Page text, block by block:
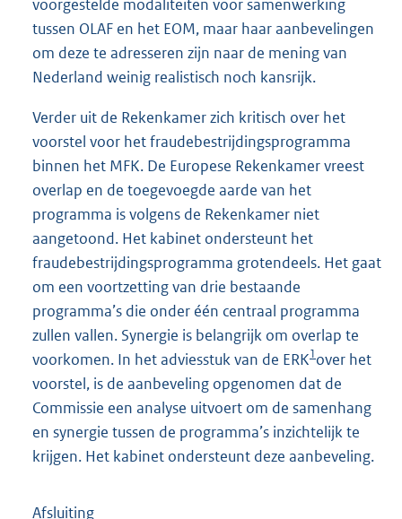
voorgestelde modaliteiten voor samenwerking
tussen OLAF en het EOM, maar haar aanbevelingen
om deze te adresseren zijn naar de mening van
Nederland weinig realistisch noch kansrijk.
Verder uit de Rekenkamer zich kritisch over het
voorstel voor het fraudebestrijdingsprogramma
binnen het MFK. De Europese Rekenkamer vreest
overlap en de toegevoegde aarde van het
programma is volgens de Rekenkamer niet
aangetoond. Het kabinet ondersteunt het
fraudebestrijdingsprogramma grotendeels. Het gaat
om een voortzetting van drie bestaande
programma’s die onder één centraal programma
zullen vallen. Synergie is belangrijk om overlap te
voorkomen. In het adviesstuk van de ERK1over het
voorstel, is de aanbeveling opgenomen dat de
Commissie een analyse uitvoert om de samenhang
en synergie tussen de programma’s inzichtelijk te
krijgen. Het kabinet ondersteunt deze aanbeveling.
Afsluiting